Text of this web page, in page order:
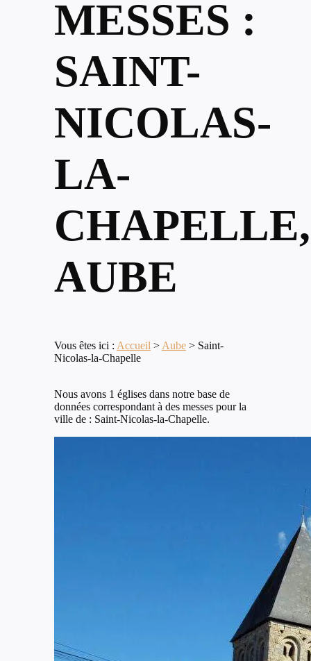
MESSES :
SAINT-
NICOLAS-
LA-
CHAPELLE,
AUBE
Vous êtes ici : Accueil > Aube > Saint-
Nicolas-la-Chapelle
Nous avons 1 églises dans notre base de
données correspondant à des messes pour la
ville de : Saint-Nicolas-la-Chapelle.